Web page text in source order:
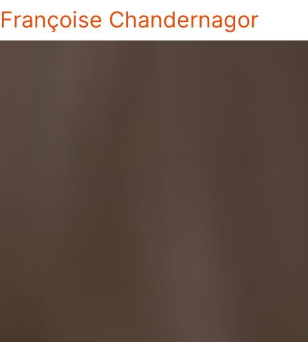
Françoise Chandernagor